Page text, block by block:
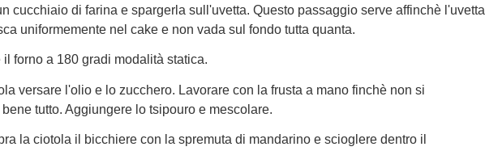
cucchiaio di farina e spargerla sull'uvetta. Questo passaggio serve affinchè l'uvetta
uniformemente nel cake e non vada sul fondo tutta quanta.
forno a 180 gradi modalità statica.
versare l'olio e lo zucchero. Lavorare con la frusta a mano finchè non si
tutto. Aggiungere lo tsipouro e mescolare.
la ciotola il bicchiere con la spremuta di mandarino e scioglere dentro il